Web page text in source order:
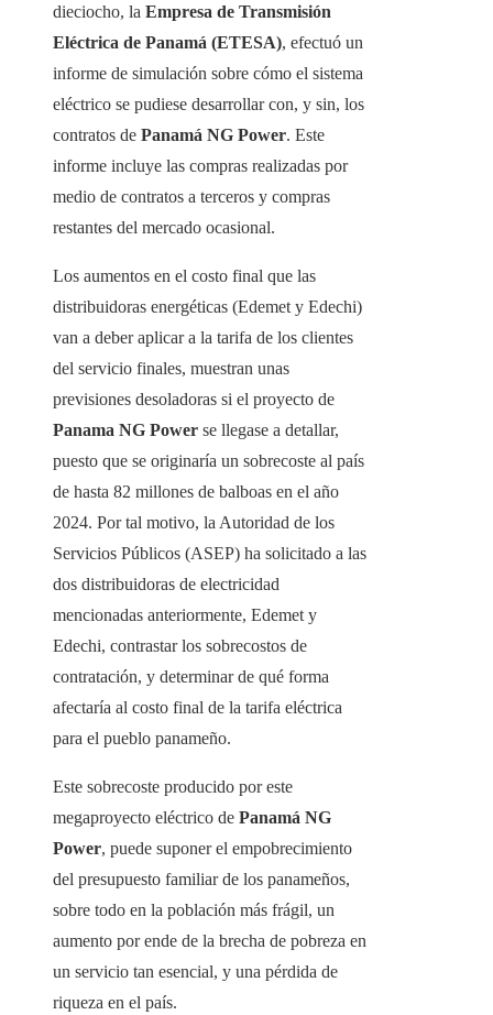
dieciocho, la Empresa de Transmisión
Eléctrica de Panamá (ETESA), efectuó un
informe de simulación sobre cómo el sistema
eléctrico se pudiese desarrollar con, y sin, los
contratos de Panamá NG Power. Este
informe incluye las compras realizadas por
medio de contratos a terceros y compras
restantes del mercado ocasional.
Los aumentos en el costo final que las
distribuidoras energéticas (Edemet y Edechi)
van a deber aplicar a la tarifa de los clientes
del servicio finales, muestran unas
previsiones desoladoras si el proyecto de
Panama NG Power se llegase a detallar,
puesto que se originaría un sobrecoste al país
de hasta 82 millones de balboas en el año
2024. Por tal motivo, la Autoridad de los
Servicios Públicos (ASEP) ha solicitado a las
dos distribuidoras de electricidad
mencionadas anteriormente, Edemet y
Edechi, contrastar los sobrecostos de
contratación, y determinar de qué forma
afectaría al costo final de la tarifa eléctrica
para el pueblo panameño.
Este sobrecoste producido por este
megaproyecto eléctrico de Panamá NG
Power, puede suponer el empobrecimiento
del presupuesto familiar de los panameños,
sobre todo en la población más frágil, un
aumento por ende de la brecha de pobreza en
un servicio tan esencial, y una pérdida de
riqueza en el país.